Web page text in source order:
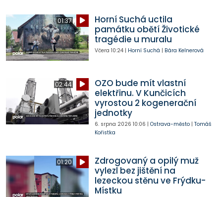
01:37
Horní Suchá uctila
památku obětí Životické
tragédie u muralu
Včera 10:24| Horní Suchá | Bára Kelnerová
02:44
OZO bude mít vlastní
elektřinu. V Kunčicích
vyrostou 2 kogenerační
jednotky
6. srpna 2026 10:06 | Ostrava-město| Tomáš
Kořistka
01:20
Zdrogovaný a opilý muž
vylezl bez jištění na
lezeckou stěnu ve Frýdku-
Místku